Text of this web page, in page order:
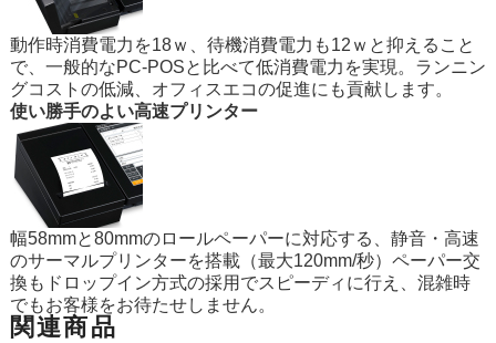
動作時消費電力を18ｗ、待機消費電力も12ｗと抑えること
で、一般的なPC-POSと比べて低消費電力を実現。ランニン
グコストの低減、オフィスエコの促進にも貢献します。
使い勝手のよい高速プリンター
幅58mmと80mmのロールペーパーに対応する、静音・高速
のサーマルプリンターを搭載（最大120mm/秒）ペーパー交
換もドロップイン方式の採用でスピーディに行え、混雑時
でもお客様をお待たせしません。
関連商品